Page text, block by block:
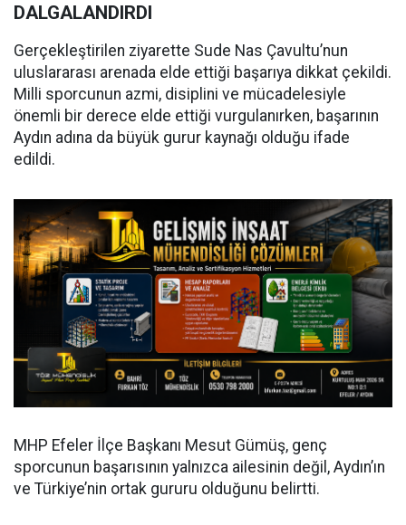
DALGALANDIRDI
Gerçekleştirilen ziyarette Sude Nas Çavultu’nun
uluslararası arenada elde ettiği başarıya dikkat çekildi.
Milli sporcunun azmi, disiplini ve mücadelesiyle
önemli bir derece elde ettiği vurgulanırken, başarının
Aydın adına da büyük gurur kaynağı olduğu ifade
edildi.
MHP Efeler İlçe Başkanı Mesut Gümüş, genç
sporcunun başarısının yalnızca ailesinin değil, Aydın’ın
ve Türkiye’nin ortak gururu olduğunu belirtti.